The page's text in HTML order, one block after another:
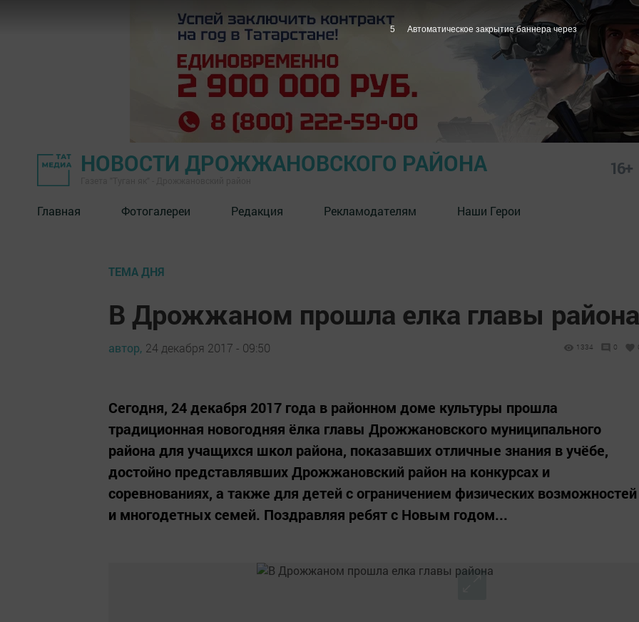
НОВОСТИ ДРОЖЖАНОВСКОГО РАЙОНА 16+
Главная Фотогалереи Редакция Рекламодателям Наши Герои
ТЕМА ДНЯ
В Дрожжаном прошла елка главы района
автор, 24 декабря 2017 - 09:50 1334 0
Сегодня, 24 декабря 2017 года в районном доме культуры прошла
традиционная новогодняя ёлка главы Дрожжановского муниципального
района для учащихся школ района, показавших отличные знания в учёбе,
достойно представлявших Дрожжановский район на конкурсах и
соревнованиях, а также для детей с ограничением физических возможностей
и многодетных семей. Поздравляя ребят с Новым годом...
4 Автоматическое закрытие баннера через